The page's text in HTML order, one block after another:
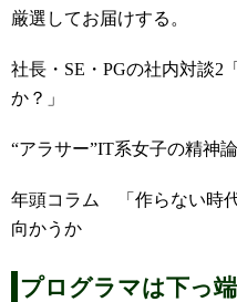
厳選してお届けする。
社長・SE・PGの社内対談2
か？」
“アラサー”IT系女子の精神論
年頭コラム 「作らない時
向かうか
プログラマは下っ